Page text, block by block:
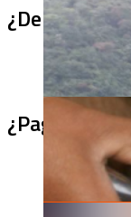
¿De qué
¿Pagaron